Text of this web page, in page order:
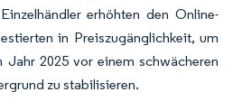
erhöhten den Online-
in Preiszugänglichkeit, um
2025 vor einem schwächeren
zu stabilisieren.